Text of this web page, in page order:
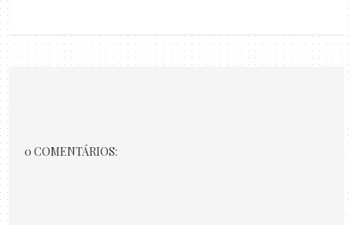
0 COMENTÁRIOS: